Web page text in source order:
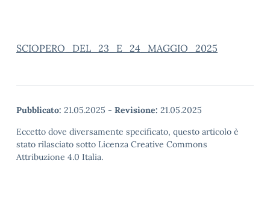
SCIOPERO_DEL_23_E_24_MAGGIO_2025
Pubblicato: 21.05.2025 - Revisione: 21.05.2025
Eccetto dove diversamente specificato, questo articolo è
stato rilasciato sotto Licenza Creative Commons
Attribuzione 4.0 Italia.